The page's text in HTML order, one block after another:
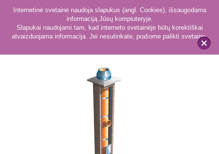
x
Internetinė svetainė naudoja slapukus (angl. Cookies), išsaugodama
informaciją Jūsų kompiuteryje.
Slapukai naudojami tam, kad interneto svetainėje būtų korektiškai
atvaizduojama informacija. Jei nesutinkate, prašome palikti svetainę.
Kietam kurui 42